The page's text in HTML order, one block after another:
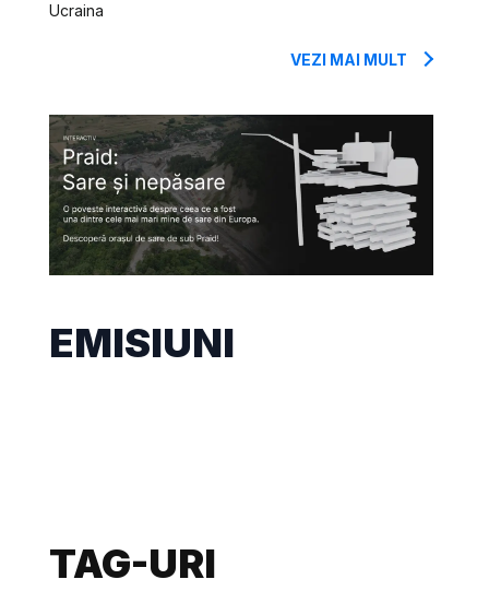
Ucraina
VEZI MAI MULT
EMISIUNI
TAG-URI